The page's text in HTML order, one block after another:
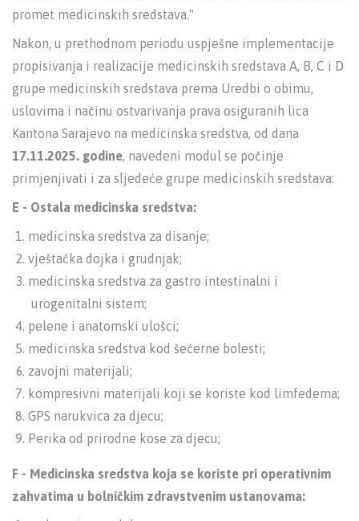
promet medicinskih sredstava."
Nakon, u prethodnom periodu uspješne implementacije
propisivanja i realizacije medicinskih sredstava A, B, C i D
grupe medicinskih sredstava prema Uredbi o obimu,
uslovima i načinu ostvarivanja prava osiguranih lica
Kantona Sarajevo na medicinska sredstva, od dana
17.11.2025. godine, navedeni modul se počinje
primjenjivati i za sljedeće grupe medicinskih sredstava:
E - Ostala medicinska sredstva:
medicinska sredstva za disanje;
vještačka dojka i grudnjak;
medicinska sredstva za gastro intestinalni i
urogenitalni sistem;
pelene i anatomski ulošci;
medicinska sredstva kod šećerne bolesti;
zavojni materijali;
kompresivni materijali koji se koriste kod limfedema;
GPS narukvica za djecu;
Perika od prirodne kose za djecu;
F - Medicinska sredstva koja se koriste pri operativnim
zahvatima u bolničkim zdravstvenim ustanovama: